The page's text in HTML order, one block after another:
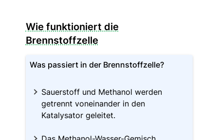
Wie funktioniert die
Brennstoffzelle
Was passiert in der Brennstoffzelle?
Sauerstoff und Methanol werden
getrennt voneinander in den
Katalysator geleitet.